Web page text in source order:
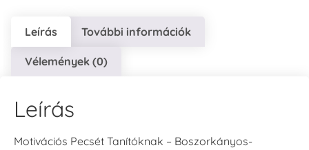
Leírás További információk
Vélemények (0)
Leírás
Motivációs Pecsét Tanítóknak – Boszorkányos-